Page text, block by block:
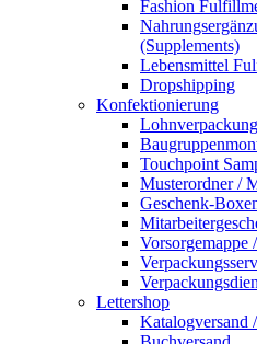
Fashion
(Supplements)
Lebensmittel
Dropshipping
Konfektionierung
Touchpoint
Musterordner /
Geschenk-
Vorsorgemappe
Lettershop
Katalogversand